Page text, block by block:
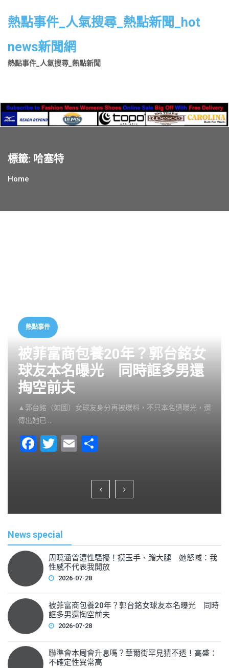
熱點事件_人氣搜尋_熱點新聞_hot
news新聞網
熱點事件_人氣搜尋_熱點新聞
標籤: 哈塞特
Home
熱點事件
被菲富商包養20年？郭台銘女
球友本名曝光 同時誆多男還
掏空前夫
▲郭台銘（如圖）女球友身分再被爆料，不只本名遭曝光，還
傳出她已 …
F
b
o
k
T
E
ar
e
News special
周曉涵曾遭性騷擾！摸玉手、蹭大腿 她怒喊：我
性感不代表我開放
2026-07-28
被菲富商包養20年？郭台銘女球友本名曝光 同時
誆多男還掏空前夫
2026-07-28
聯準會本周會升息嗎？華爾街罕見猜不透！高盛：
不確定性異常高